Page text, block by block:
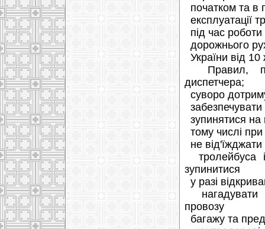
початком та в
експлуатації
під час
дорожнього
України від
Правил,
диспетчера;
суворо
зупинятися на
тому числі
не
тролейбуса
зупинитися
у разі
нагадувати
провозу
багажу та